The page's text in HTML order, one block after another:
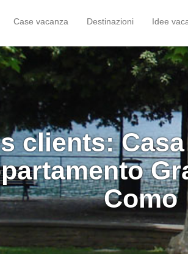
Case vacanza Destinazioni Idee
clients:
Como